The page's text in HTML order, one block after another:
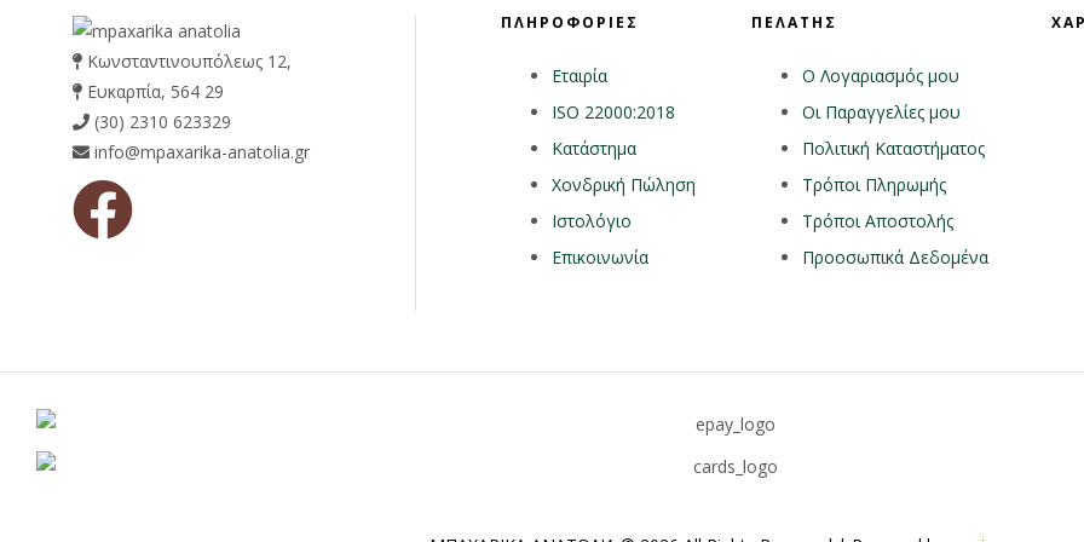
Κωνσταντινουπόλεως 12,
Ευκαρπία, 564 29
(30) 2310 623329
info@mpaxarika-anatolia.gr
ΠΛΗΡΟΦΟΡΙΕΣ
Εταιρία
ISO 22000:2018
Κατάστημα
Χονδρική Πώληση
Ιστολόγιο
Επικοινωνία
ΠΕΛΑΤΗΣ
Ο Λογαριασμός μου
Οι Παραγγελίες μου
Πολιτική Καταστήματος
Τρόποι Πληρωμής
Τρόποι Αποστολής
Προοσωπικά Δεδομένα